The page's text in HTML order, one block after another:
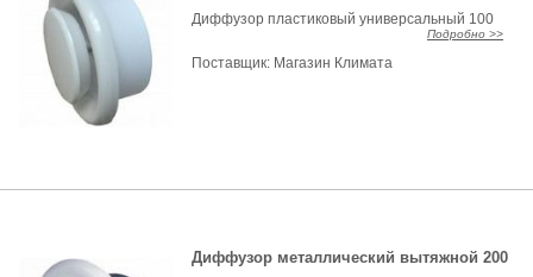
Диффузор пластиковый универсальный 100
Подробно >>
Поставщик: Магазин Климата
Диффузор металлический вытяжной 200